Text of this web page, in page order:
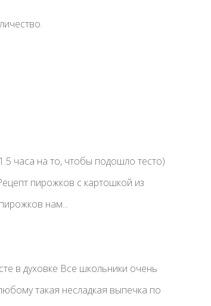
часа на то, чтобы подошло тесто)
пирожков с картошкой из
нам...
в духовке Все школьники очень
такая несладкая выпечка по